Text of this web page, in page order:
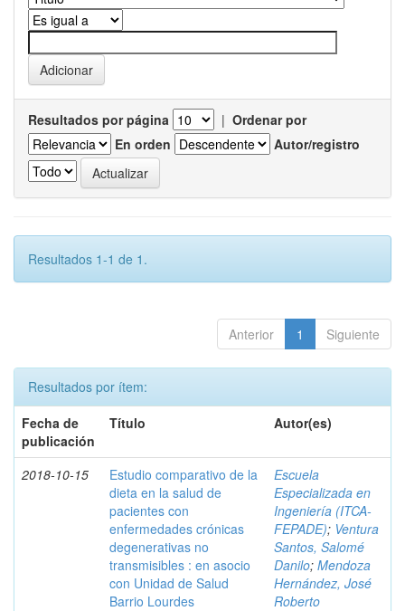
Resultados por página | Ordenar por
En orden
Autor/registro
Resultados 1-1 de 1.
Anterior 1 Siguiente
Resultados por ítem:
Fecha de
publicación
Título Autor(es)
2018-10-15
Estudio comparativo de la
dieta en la salud de
pacientes con
enfermedades crónicas
degenerativas no
transmisibles : en asocio
con Unidad de Salud
Barrio Lourdes
Escuela
Especializada en
Ingeniería (ITCA-
FEPADE); Ventura
Santos, Salomé
Danilo; Mendoza
Hernández, José
Roberto